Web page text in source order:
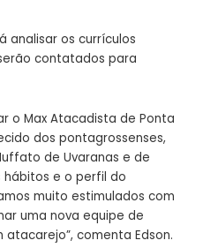
analisar os currículos
contatados para
o Max Atacadista de Ponta
dos pontagrossenses,
de Uvaranas e de
hábitos e o perfil do
muito estimulados com
uma nova equipe de
comenta Edson.